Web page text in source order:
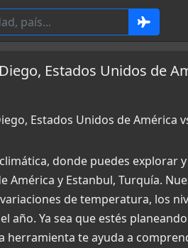
Estados Unidos de
Estados Unidos de América
donde puedes explorar
América y Estanbul, Turquía.
de temperatura, los
año. Ya sea que estés
te ayuda a